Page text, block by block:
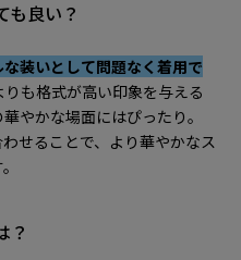
も良い？
装いとして問題なく着用で
も格式が高い印象を与える
やかな場面にはぴったり。
せることで、より華やかなス
？